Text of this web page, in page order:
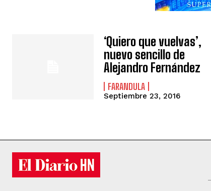
‘Quiero que vuelvas’,
nuevo sencillo de
Alejandro Fernández
FARANDULA
Septiembre 23, 2016